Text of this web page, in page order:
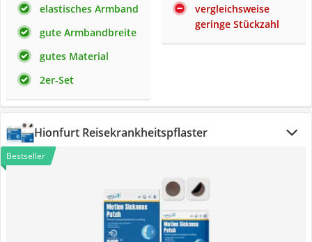
elastisches Armband
gute Armbandbreite
gutes Material
2er-Set
vergleichsweise
geringe Stückzahl
Hionfurt Reisekrankheitspflaster
Bestseller